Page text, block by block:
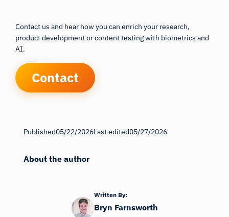
Contact us and hear how you can enrich your research,
product development or content testing with biometrics and
AI.
Contact
Published05/22/2026Last edited05/27/2026
About the author
Written By:
Bryn Farnsworth